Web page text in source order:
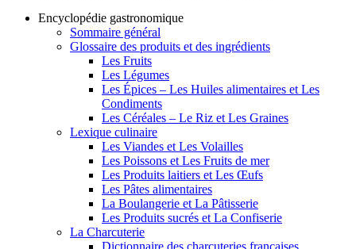
Encyclopédie gastronomique
Sommaire général
Glossaire des produits et des ingrédients
Les Fruits
Les Légumes
Les Épices – Les Huiles alimentaires et Les
Condiments
Les Céréales – Le Riz et Les Graines
Lexique culinaire
Les Viandes et Les Volailles
Les Poissons et Les Fruits de mer
Les Produits laitiers et Les Œufs
Les Pâtes alimentaires
La Boulangerie et La Pâtisserie
Les Produits sucrés et La Confiserie
La Charcuterie